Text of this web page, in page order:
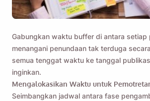
Gabungkan waktu buffer di antara setiap
menangani penundaan tak terduga
semua tenggat waktu ke tanggal
inginkan.
Mengalokasikan Waktu untuk
Seimbangkan jadwal antara fase